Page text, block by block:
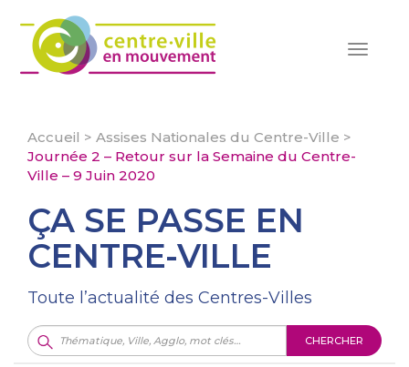
Toggle
Accueil > Assises Nationales du Centre-Ville >
Journée 2 – Retour sur la Semaine du Centre-
Ville – 9 Juin 2020
ÇA SE PASSE EN
CENTRE-VILLE
Toute l’actualité des Centres-Villes
CHERCHER